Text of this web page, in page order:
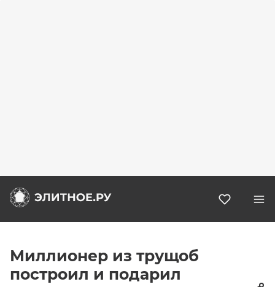
Миллионер из трущоб
построил и подарил